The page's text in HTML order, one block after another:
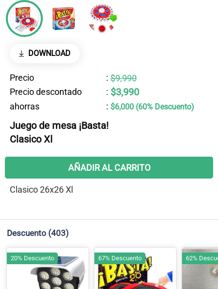
DOWNLOAD
Precio : $9,990
Precio descontado
: $3,990
ahorras : $6,000 (60% Descuento)
Juego de mesa ¡Basta!
Clasico Xl
AÑADIR AL CARRITO
Clasico 26x26 Xl
Descuento (403)
20% Descuento 67% Descuento 62%